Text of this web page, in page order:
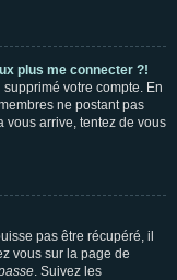
plus me connecter ?!
supprimé votre compte. En
ne postant pas
vous arrive, tentez de vous
pas être récupéré, il
vous sur la page de
. Suivez les